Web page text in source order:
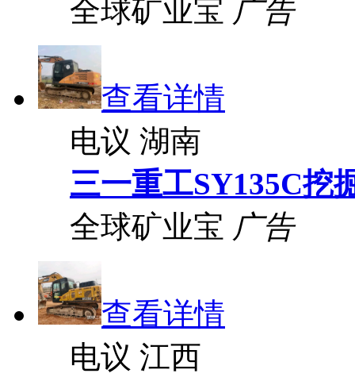
全球矿业宝 广告
查看详情
电议 湖南
三一重工SY135C挖
全球矿业宝 广告
查看详情
电议 江西